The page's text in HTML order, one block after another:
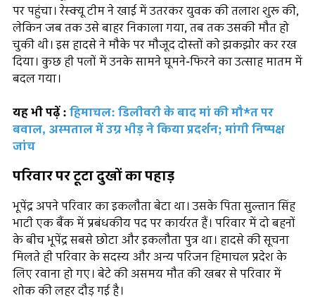
पर पहुंचा। रेस्क्यू टीम ने खाई में उतरकर युवक की तलाश शुरू की,
लेकिन जब तक उसे बाहर निकाला गया, तब तक उसकी मौत हो
चुकी थी। इस हादसे ने मौके पर मौजूद दोस्तों को झकझोर कर रख
दिया। कुछ ही पलों में उनके सामने घूमने-फिरने का उत्साह मातम में
बदल गया।
यह भी पढ़ें : हिमाचल: डिलीवरी के बाद मां की मौ*त पर
बवाल, अस्पताल में उग्र भीड़ ने किया प्रदर्शन; मांगी निष्पक्ष
जांच
परिवार पर टूटा दुखों का पहाड़
भूपेंद्र अपने परिवार का इकलौता बेटा था। उसके पिता सुल्तान सिंह
भाटी एक बैंक में प्रबंधकीय पद पर कार्यरत हैं। परिवार में दो बहनों
के बीच भूपेंद्र सबसे छोटा और इकलौता पुत्र था। हादसे की सूचना
मिलते ही परिवार के सदस्य और अन्य परिजन हिमाचल प्रदेश के
लिए रवाना हो गए। बेटे की असमय मौत की खबर से परिवार में
शोक की लहर दौड़ गई है।